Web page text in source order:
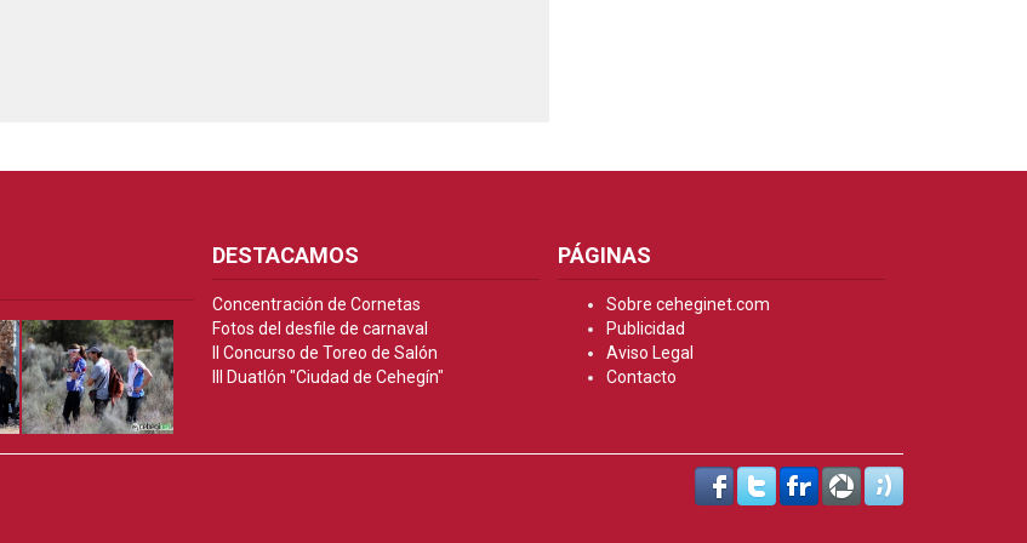
DESTACAMOS
Concentración de Cornetas
Fotos del desfile de carnaval
II Concurso de Toreo de Salón
III Duatlón "Ciudad de Cehegín"
PÁGINAS
Sobre ceheginet.com
Publicidad
Aviso Legal
Contacto